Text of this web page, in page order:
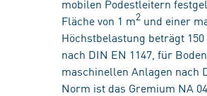
mobilen Podestleitern
Fläche von 1 m2 und einer
Höchstbelastung beträgt
nach DIN EN 1147, für
maschinellen Anlagen nach
Norm ist das Gremium NA